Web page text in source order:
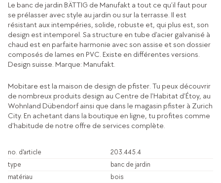
Le banc de jardin BÄTTIG de Manufakt a tout ce qu’il faut pour
se prélasser avec style au jardin ou sur la terrasse. Il est
résistant aux intempéries, solide, robuste et, qui plus est, son
design est intemporel. Sa structure en tube d’acier galvanisé à
chaud est en parfaite harmonie avec son assise et son dossier
composés de lames en PVC. Existe en différentes versions.
Design suisse. Marque: Manufakt.
Mobitare est la maison de design de pfister. Tu peux découvrir
de nombreux produits design au Centre de l’Habitat d’Étoy, au
Wohnland Dübendorf ainsi que dans le magasin pfister à Zurich
City. En achetant dans la boutique en ligne, tu profites comme
d’habitude de notre offre de services complète.
no. d'article
203.445.4
type
banc de jardin
matériau
bois